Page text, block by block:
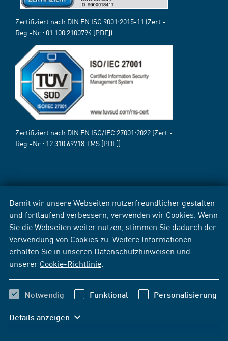
Damit wir unsere Webseiten nutzerfreundlicher gestalten
und fortlaufend verbessern, verwenden wir Cookies. Wenn
Sie die Webseiten weiter nutzen, stimmen Sie dadurch der
Verwendung von Cookies zu. Weitere Informationen
erhalten Sie in unseren Datenschutzhinweisen und
unserer Cookie-Richtlinie
Notwendig Funktional Personalisierung
Details anzeigen
Zertifiziert nach DIN EN ISO 9001:2015-11 (Zert.-
Reg.-Nr.: 01 100 2100794 [PDF])
Zertifiziert nach DIN EN ISO/IEC 27001:2022 (Zert.-
Reg.-Nr.: 12 310 69718 TMS [PDF])